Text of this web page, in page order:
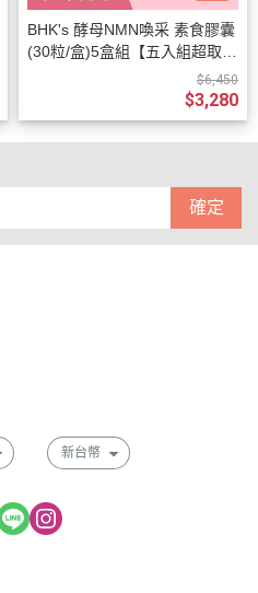
BHK's 酵母NMN喚采 素食膠囊
(30粒/盒)5盒組【五入組超取最
$6,450
$3,280
確定
新台幣